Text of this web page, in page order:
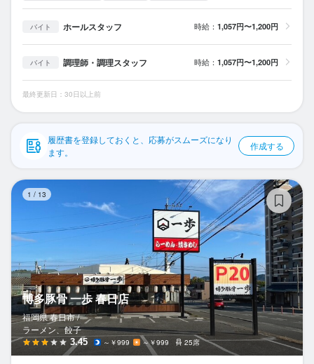
掲載をご検討の店舗様へ
食べログ求人PRESS
利用規約
バイト ホールスタッフ 時給： 1,057円〜1,200円
バイト 調理師・調理スタッフ 時給： 1,057円〜1,200円
最終更新日：30日以上前
履歴書を登録しておくと、応募がスムーズになり
ます。
作成する
1 / 13
博多豚骨 一歩 春日店
福岡県 春日市 /
ラーメン、餃子
3.45 ～￥999 ～￥999 25席